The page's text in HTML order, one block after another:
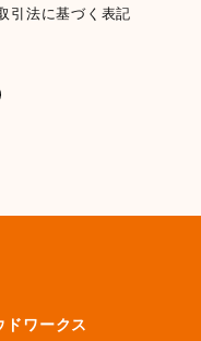
引法に基づく表記
ワークス